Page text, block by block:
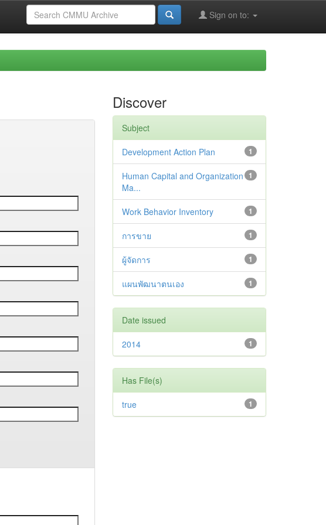
Sign on to:
Discover
Subject
1
Development Action Plan
1
Human Capital and Organization
Ma...
1
Work Behavior Inventory
1
การขาย
1
ผู้จัดการ
1
แผนพัฒนาตนเอง
Date issued
1
2014
Has File(s)
1
true